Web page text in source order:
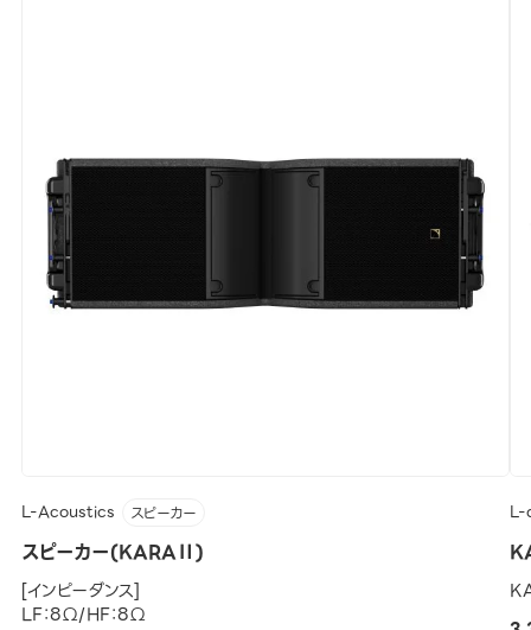
L-Acoustics スピーカー
スピーカー(KARAⅡ)
[インピーダンス]
LF：8Ω/HF：8Ω